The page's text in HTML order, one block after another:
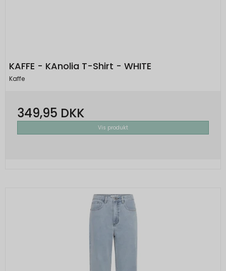
KAFFE - KAnolia T-Shirt - WHITE
Kaffe
349,95 DKK
Vis produkt